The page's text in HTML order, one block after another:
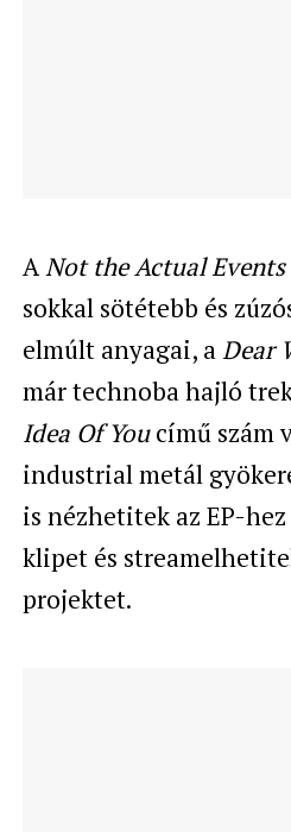
ANot the Actual Events
sokkal sötétebb és
elmúlt anyagai, aDear
már technoba hajló
Idea Of Youcímű szám
industrial metál
is nézhetitek az EP-
klipet és
projektet.